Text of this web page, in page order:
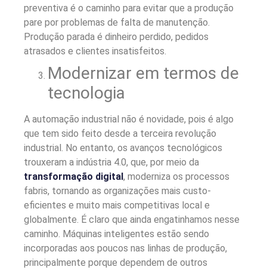
preventiva é o caminho para evitar que a produção
pare por problemas de falta de manutenção.
Produção parada é dinheiro perdido, pedidos
atrasados e clientes insatisfeitos.
Modernizar em termos de
tecnologia
A automação industrial não é novidade, pois é algo
que tem sido feito desde a terceira revolução
industrial. No entanto, os avanços tecnológicos
trouxeram a indústria 4.0, que, por meio da
transformação digital, moderniza os processos
fabris, tornando as organizações mais custo-
eficientes e muito mais competitivas local e
globalmente. É claro que ainda engatinhamos nesse
caminho. Máquinas inteligentes estão sendo
incorporadas aos poucos nas linhas de produção,
principalmente porque dependem de outros